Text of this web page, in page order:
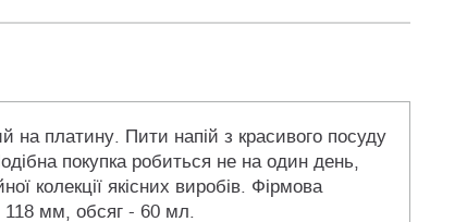
на платину. Пити напій з красивого посуду
покупка робиться не на один день,
колекції якісних виробів. Фірмова
118 мм, обсяг - 60 мл.